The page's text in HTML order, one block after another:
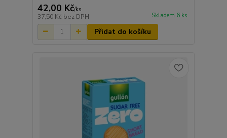
42,00 Kč/ks
37,50 Kč bez DPH Skladem 6 ks
Přidat do košíku